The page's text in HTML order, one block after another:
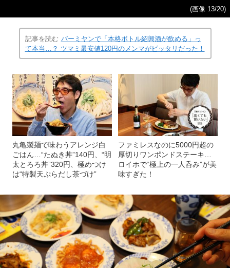
(画像 13/20)
記事を読む バーミヤンで「本格ボトル紹興酒が飲める」っ
て本当…？ ツマミ最安値120円のメンマがピッタリだった！
丸亀製麺で味わうアレンジ白
ごはん…“たぬき丼”140円、“明
太とろろ丼”320円、極めつけ
は“特製天ぷらだし茶づけ”
ファミレスなのに5000円超の
厚切りワンポンドステーキ…
ロイホで“極上の一人呑み”が美
味すぎた！